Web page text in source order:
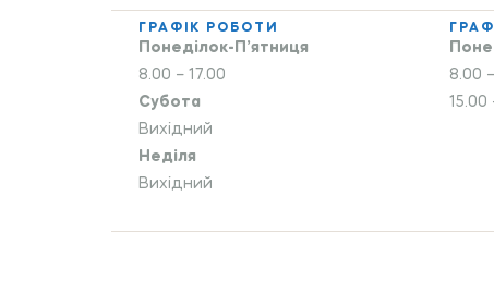
ГРАФІК РОБОТИ
Понеділок-П’ятниця
8.00 – 17.00
Субота
Вихідний
Неділя
Вихідний
8.00
15.00